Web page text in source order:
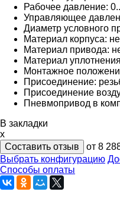
Рабочее давление:
Управляющее
Диаметр условного
Материал корпуса:
Материал привода:
Материал
Монтажное
Присоединение:
Присоединение
Пневмопривод в
В закладки
x
Составить отзыв
от 8
Выбрать конфигурацию
Способы оплаты